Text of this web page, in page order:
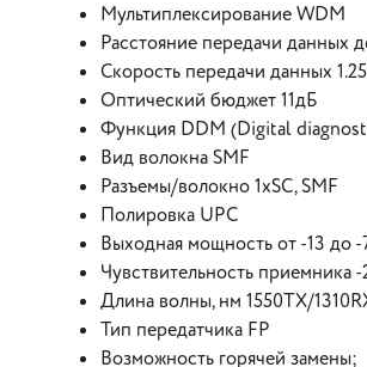
Мультиплексирование WDM
Расстояние передачи данных
Скорость передачи данных
Оптический бюджет 11дБ
Функция DDM (Digital
Вид волокна SMF
Разъемы/волокно 1xSC, SMF
Полировка UPC
Выходная мощность от -13 до
Чувствительность приемника
Длина волны, нм 1550TX/
Тип передатчика FP
Возможность горячей замены;